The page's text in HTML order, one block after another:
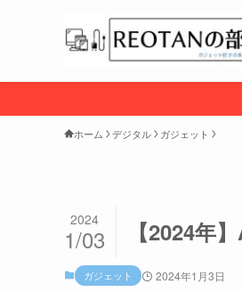
ホーム デジタル ガジェット
【2024年
2024
1/03
ガジェット 2024年1月3日